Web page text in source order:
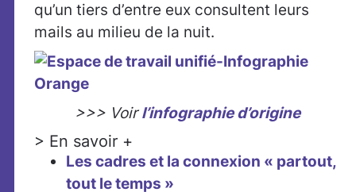
qu’un tiers d’entre eux consultent leurs
mails au milieu de la nuit.
>>> Voirl’infographie d’origine
> En savoir +
Les cadres et la connexion « partout,
tout le temps »